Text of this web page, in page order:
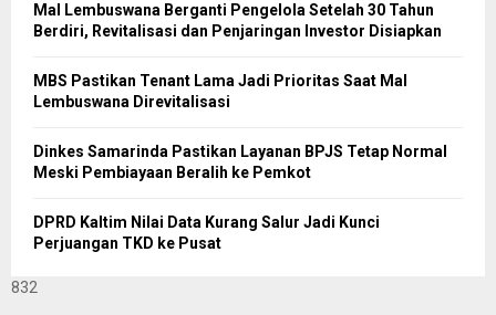
Mal Lembuswana Berganti Pengelola Setelah 30 Tahun
Berdiri, Revitalisasi dan Penjaringan Investor Disiapkan
MBS Pastikan Tenant Lama Jadi Prioritas Saat Mal
Lembuswana Direvitalisasi
Dinkes Samarinda Pastikan Layanan BPJS Tetap Normal
Meski Pembiayaan Beralih ke Pemkot
DPRD Kaltim Nilai Data Kurang Salur Jadi Kunci
Perjuangan TKD ke Pusat
832